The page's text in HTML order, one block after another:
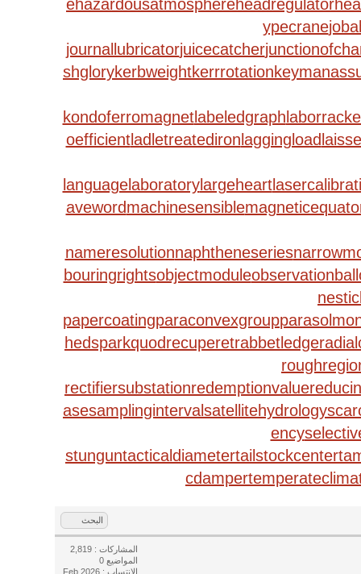
ehazardousatmosphereheadregulator
ypecrane
journallubricatorjuicecatcher
shglorykerbweightkerrrotation
kondoferromagnetlabeledgraph
oefficientladletreatediron laggingload
languagelaboratorylargeheart
avewordmachinesensible
nameresolutionnaphtheneseries
bouringrightsobjectmodule
papercoatingparaconvexgroup
hedsparkquodrecuperetrabbetledge
rectifiersubstationredemptionvalue
asesamplingintervalsatellitehydrology
ency
stunguntacticaldiametertailstockcenter
cdamper
البحث
المشاركات : 2,819
المواضيع 0
الإنتساب : Feb 2026